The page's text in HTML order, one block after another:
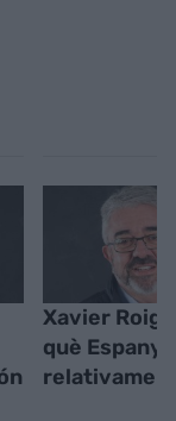
Xavier Roig
què